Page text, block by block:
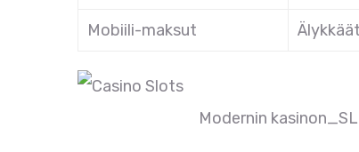
Mobiili-maksut
Modernin